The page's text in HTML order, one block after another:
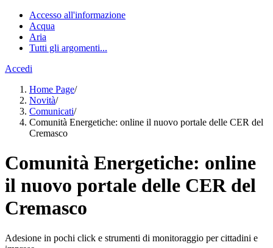
Accesso all'informazione
Acqua
Aria
Tutti gli argomenti...
Accedi
Home Page/
Novità/
Comunicati/
Comunità Energetiche: online il nuovo portale delle CER del
Cremasco
Comunità Energetiche: online
il nuovo portale delle CER del
Cremasco
Adesione in pochi click e strumenti di monitoraggio per cittadini e